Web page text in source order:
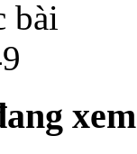
bài
xem